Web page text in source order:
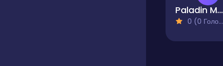
Paladin Memory Find for Kids
0 (0 Голосів)